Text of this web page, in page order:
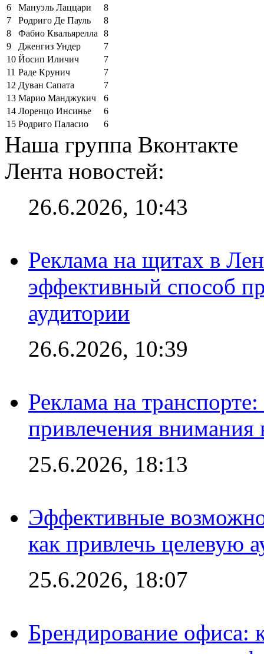
6
Мануэль Лаццари
8
7
Родриго Де Пауль
8
8
Фабио Квальярелла
8
9
Дженгиз Ундер
7
10 Йосип Иличич
7
11 Раде Крунич
7
12 Дуван Сапата
7
13 Марио Манджукич
6
14 Лоренцо Инсинье
6
15 Родриго Паласио 6
Наша группа Вконтакте
Лента новостей:
26.6.2026, 10:43
Реклама на щитах в
эффективный способ
аудитории
26.6.2026, 10:39
Реклама на
привлечения внимания
25.6.2026, 18:13
Эффективные
как привлечь целевую
25.6.2026, 18:07
Брендирование офиса: